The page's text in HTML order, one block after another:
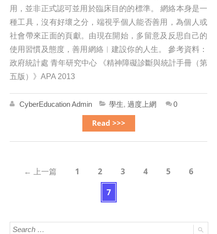
用，並非正式認可並用於臨床目的的標準。 網絡本身是一
種工具，沒有好壞之分，端視乎個人能否善用，為個人或
社會帶來正面的頁獻。由現在開始，多留意及反思自己的
使用習慣及態度，善用網絡︳建設你的人生。 參考資料：
政府統計處 青年研究中心 《精神障礙診斷與統計手冊（第
五版）》APA 2013
CyberEducation Admin 學生, 過度上網 0
Read >>>
← 上一篇 1 2 3 4 5
6
7